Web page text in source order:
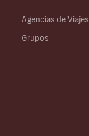
Agencias de Viajes
Grupos